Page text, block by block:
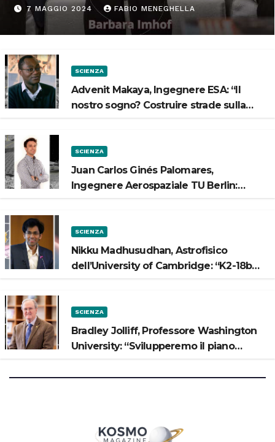
“Progettiamo habitat per lo
Spazio”
7 MAGGIO 2024 FABIO MENEGHELLA
SCIENZA
Advenit Makaya, Ingegnere ESA: “Il
nostro sogno? Costruire strade sulla
SCIENZA
Juan Carlos Ginés Palomares,
Ingegnere Aerospaziale TU Berlin:
SCIENZA
Nikku Madhusudhan, Astrofisico
dell’University of Cambridge: “K2-18b
SCIENZA
Bradley Jolliff, Professore Washington
University: “Svilupperemo il piano